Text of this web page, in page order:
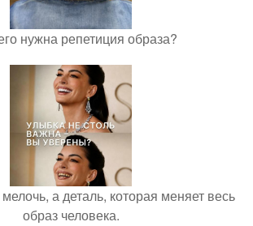
нужна репетиция образа?
а деталь, которая меняет весь
образ человека.